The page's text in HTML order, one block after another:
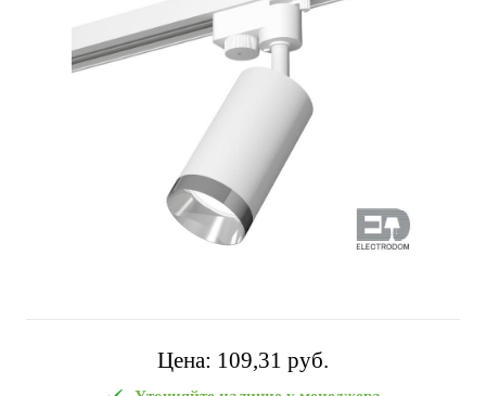
Цена: 109,31 pуб.